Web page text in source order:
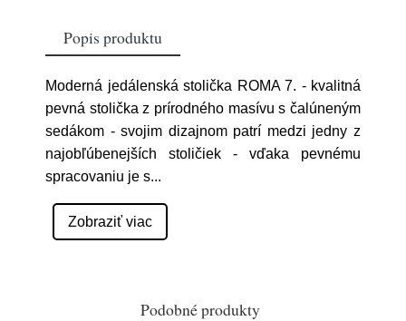
Popis produktu
Moderná jedálenská stolička ROMA 7. - kvalitná
pevná stolička z prírodného masívu s čalúneným
sedákom - svojim dizajnom patrí medzi jedny z
najobľúbenejších stoličiek - vďaka pevnému
spracovaniu je s...
Zobraziť viac
Podobné produkty